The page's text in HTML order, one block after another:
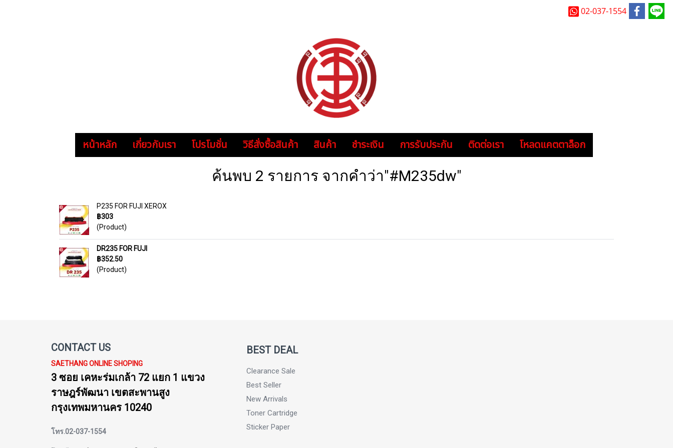
02-037-1554
หน้าหลัก เกี่ยวกับเรา โปรโมชั่น วิธีสั่งซื้อสินค้า สินค้า ชำระเงิน การรับประกัน ติดต่อเรา โหลดแคตตาล็อก
ค้นพบ 2 รายการ จากคำว่า"#M235dw"
P235 FOR FUJI XEROX
฿303
(Product)
DR235 FOR FUJI
฿352.50
(Product)
CONTACT US
SAETHANG ONLINE SHOPING
3 ซอย เคหะร่มเกล้า 72 แยก 1 แขวง
ราษฎร์พัฒนา เขตสะพานสูง
กรุงเทพมหานคร 10240
โทร.02-037-1554
BEST DEAL
Clearance Sale
Best Seller
New Arrivals
Toner Cartridge
Sticker Paper